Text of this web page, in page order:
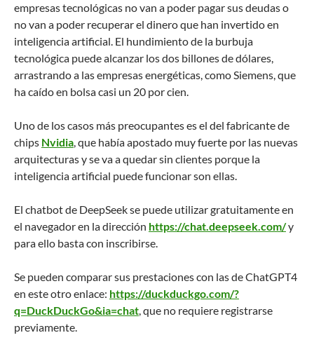
empresas tecnológicas no van a poder pagar sus deudas o
no van a poder recuperar el dinero que han invertido en
inteligencia artificial. El hundimiento de la burbuja
tecnológica puede alcanzar los dos billones de dólares,
arrastrando a las empresas energéticas, como Siemens, que
ha caído en bolsa casi un 20 por cien.
Uno de los casos más preocupantes es el del fabricante de
chips Nvidia, que había apostado muy fuerte por las nuevas
arquitecturas y se va a quedar sin clientes porque la
inteligencia artificial puede funcionar son ellas.
El chatbot de DeepSeek se puede utilizar gratuitamente en
el navegador en la dirección https://chat.deepseek.com/y
para ello basta con inscribirse.
Se pueden comparar sus prestaciones con las de ChatGPT4
en este otro enlace: https://duckduckgo.com/?
q=DuckDuckGo&ia=chat, que no requiere registrarse
previamente.